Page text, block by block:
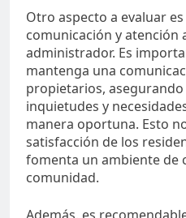
Otro aspecto a evaluar
comunicación y atención
administrador. Es
mantenga una
propietarios,
inquietudes y
manera oportuna. Esto
satisfacción de los
fomenta un ambiente de
comunidad.